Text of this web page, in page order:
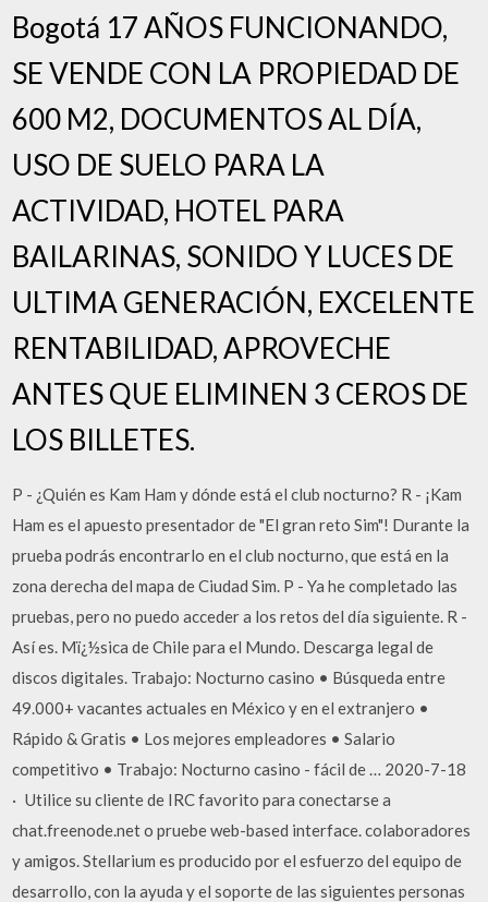
Bogotá 17 AÑOS FUNCIONANDO,
SE VENDE CON LA PROPIEDAD DE
600 M2, DOCUMENTOS AL DÍA,
USO DE SUELO PARA LA
ACTIVIDAD, HOTEL PARA
BAILARINAS, SONIDO Y LUCES DE
ULTIMA GENERACIÓN, EXCELENTE
RENTABILIDAD, APROVECHE
ANTES QUE ELIMINEN 3 CEROS DE
LOS BILLETES.
P - ¿Quién es Kam Ham y dónde está el club nocturno? R - ¡Kam
Ham es el apuesto presentador de "El gran reto Sim"! Durante la
prueba podrás encontrarlo en el club nocturno, que está en la
zona derecha del mapa de Ciudad Sim. P - Ya he completado las
pruebas, pero no puedo acceder a los retos del día siguiente. R -
Así es. Mï¿½sica de Chile para el Mundo. Descarga legal de
discos digitales. Trabajo: Nocturno casino • Búsqueda entre
49.000+ vacantes actuales en México y en el extranjero •
Rápido & Gratis • Los mejores empleadores • Salario
competitivo • Trabajo: Nocturno casino - fácil de … 2020-7-18
· Utilice su cliente de IRC favorito para conectarse a
chat.freenode.net o pruebe web-based interface. colaboradores
y amigos. Stellarium es producido por el esfuerzo del equipo de
desarrollo, con la ayuda y el soporte de las siguientes personas